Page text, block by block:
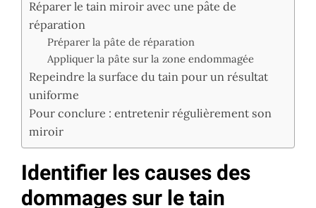
Réparer le tain miroir avec une pâte de
réparation
Préparer la pâte de réparation
Appliquer la pâte sur la zone endommagée
Repeindre la surface du tain pour un résultat
uniforme
Pour conclure : entretenir régulièrement son
miroir
Identifier les causes des
dommages sur le tain